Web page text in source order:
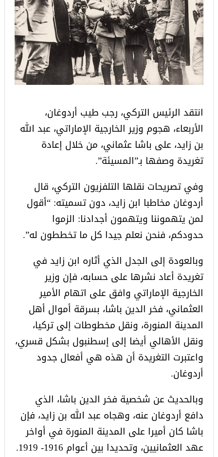
انتقد الرئيس التركي، رجب طيب أردوغان،
الأربعاء، هجوم وزير الخارجية الإماراتي، عبد الله
بن زايد، على باشا عثماني، من خلال إعادة
تغريدة وصفها بـ”المسيئة”.
وفي تصريحات نقلها التلفزيون التركي، قال
أردوغان مخاطبا ابن زايد، دون تسميته: “أقول
لمن يتهموننا ويتهمون أجدادنا: الزموا
حدودكم، فنحن نعلم جيدا كل ما تخططون له”.
وبالعودة إلى الجدل الذي أثاره ابن زايد في
تغريدة أعاد نشرها على حسابه، فإن وزير
الخارجية الإماراتي وافق على اتهام الأمير
العثماني، فخر الدين باشا، بسرقة أموال أهل
المدينة المنورة، ونقل مخطوطات إلى تركيا،
ونقل الأهالي أيضا إلى إسطنبول بشكل قسري،
واعتبرت التغريدة أن هذه هي أفعال جدود
أردوغان.
وبالحديث عن شخصية فخر الدين باشا، الذي
دافع أردوغان عنه، وهجاه عبد الله بن زايد، فإن
باشا كان أميرا على المدينة المنورة في أواخر
عهد العثمانيين، وتحديدا بين أعوام 1916- 1919.